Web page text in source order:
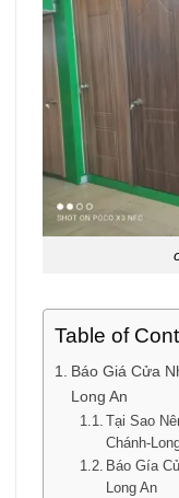
Table of
Báo Giá Cửa
Long An
Tại Sao
Chánh-
Báo Gía
Long An